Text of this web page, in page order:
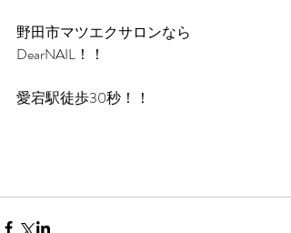
野田市マツエクサロンなら
DearNAIL！！
愛宕駅徒歩30秒！！